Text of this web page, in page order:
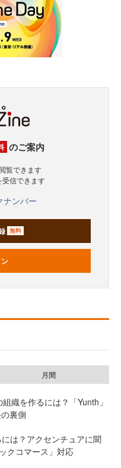
のご案内
覧できます
受信できます
ナンバー
無料
月間
織を作るには？「Yunth」
裏側
は？アクセンチュアに聞
クコマース」対応